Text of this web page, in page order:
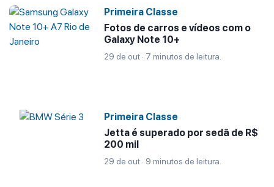
Primeira Classe
Fotos de carros e vídeos com o
Galaxy Note 10+
29 de out · 7 minutos de leitura.
Primeira Classe
Jetta é superado por sedã de R$
200 mil
29 de out · 9 minutos de leitura.